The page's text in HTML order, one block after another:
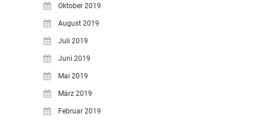
Oktober 2019
August 2019
Juli 2019
Juni 2019
Mai 2019
März 2019
Februar 2019